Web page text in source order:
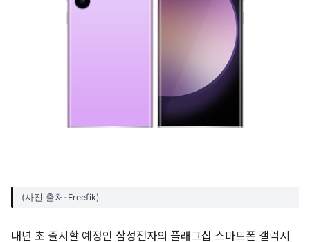
(사진 출처-Freefik)
내년 초 출시할 예정인 삼성전자의 플래그십 스마트폰 갤럭시